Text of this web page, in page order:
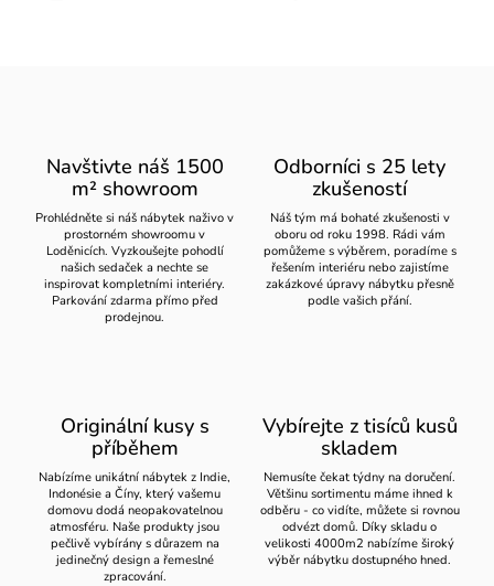
Navštivte náš 1500
m² showroom
Prohlédněte si náš nábytek naživo v
prostorném showroomu v
Loděnicích. Vyzkoušejte pohodlí
našich sedaček a nechte se
inspirovat kompletními interiéry.
Parkování zdarma přímo před
prodejnou.
Odborníci s 25 lety
zkušeností
Náš tým má bohaté zkušenosti v
oboru od roku 1998. Rádi vám
pomůžeme s výběrem, poradíme s
řešením interiéru nebo zajistíme
zakázkové úpravy nábytku přesně
podle vašich přání.
Originální kusy s
příběhem
Nabízíme unikátní nábytek z Indie,
Indonésie a Číny, který vašemu
domovu dodá neopakovatelnou
atmosféru. Naše produkty jsou
pečlivě vybírány s důrazem na
jedinečný design a řemeslné
zpracování.
Vybírejte z tisíců kusů
skladem
Nemusíte čekat týdny na doručení.
Většinu sortimentu máme ihned k
odběru - co vidíte, můžete si rovnou
odvézt domů. Díky skladu o
velikosti 4000m2 nabízíme široký
výběr nábytku dostupného hned.